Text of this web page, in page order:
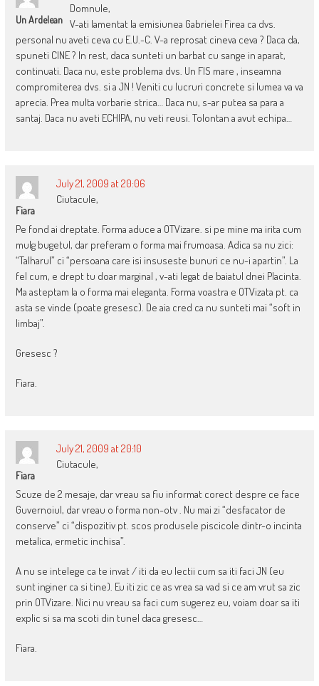
Un Ardelean
Domnule,
V-ati lamentat la emisiunea Gabrielei Firea ca dvs.
personal nu aveti ceva cu E.U.-C. V-a reprosat cineva ceva ? Daca da,
spuneti CINE ? In rest, daca sunteti un barbat cu sange in aparat,
continuati. Daca nu, este problema dvs. Un FIS mare , inseamna
compromiterea dvs. si a JN ! Veniti cu lucruri concrete si lumea va va
aprecia. Prea multa vorbarie strica… Daca nu, s-ar putea sa para a
santaj. Daca nu aveti ECHIPA, nu veti reusi. Tolontan a avut echipa…
Fiara
July 21, 2009 at 20:06
Ciutacule,
Pe fond ai dreptate. Forma aduce a OTVizare. si pe mine ma irita cum
mulg bugetul, dar preferam o forma mai frumoasa. Adica sa nu zici:
“Talharul” ci “persoana care isi insuseste bunuri ce nu-i apartin”. La
fel cum, e drept tu doar marginal , v-ati legat de baiatul dnei Placinta.
Ma asteptam la o forma mai eleganta. Forma voastra e OTVizata pt. ca
asta se vinde (poate gresesc). De aia cred ca nu sunteti mai “soft in
limbaj”.
Gresesc ?
Fiara.
Fiara
July 21, 2009 at 20:10
Ciutacule,
Scuze de 2 mesaje, dar vreau sa fiu informat corect despre ce face
Guvernoiul, dar vreau o forma non-otv . Nu mai zi “desfacator de
conserve” ci “dispozitiv pt. scos produsele piscicole dintr-o incinta
metalica, ermetic inchisa”.
A nu se intelege ca te invat / iti da eu lectii cum sa iti faci JN (eu
sunt inginer ca si tine). Eu iti zic ce as vrea sa vad si ce am vrut sa zic
prin OTVizare. Nici nu vreau sa faci cum sugerez eu, voiam doar sa iti
explic si sa ma scoti din tunel daca gresesc…
Fiara.